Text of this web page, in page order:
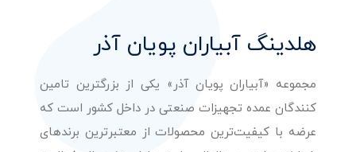
هلدینگ آبیاران پویان آذر
مجموعه «آبیاران پویان آذر» یکی از بزرگترین تامین
کنندگان عمده تجهیزات صنعتی در داخل کشور است که
عرضه با کیفیت‌ترین محصولات از معتبرترین برندهای